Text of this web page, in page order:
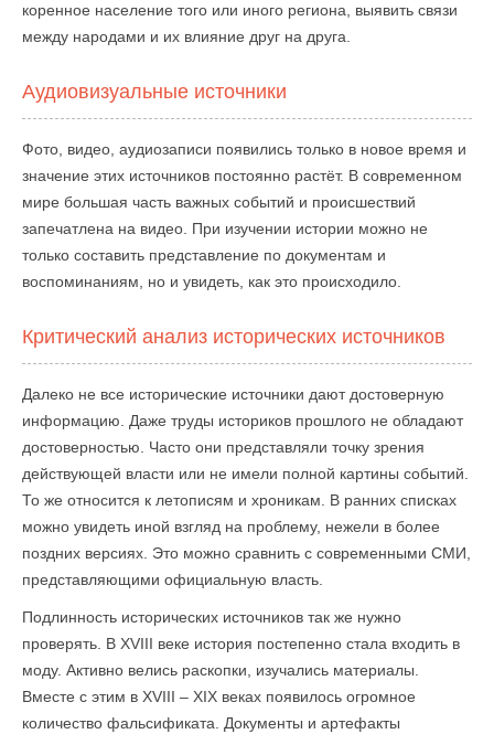
коренное население того или иного региона, выявить связи
между народами и их влияние друг на друга.
Аудиовизуальные источники
Фото, видео, аудиозаписи появились только в новое время и
значение этих источников постоянно растёт. В современном
мире большая часть важных событий и происшествий
запечатлена на видео. При изучении истории можно не
только составить представление по документам и
воспоминаниям, но и увидеть, как это происходило.
Критический анализ исторических источников
Далеко не все исторические источники дают достоверную
информацию. Даже труды историков прошлого не обладают
достоверностью. Часто они представляли точку зрения
действующей власти или не имели полной картины событий.
То же относится к летописям и хроникам. В ранних списках
можно увидеть иной взгляд на проблему, нежели в более
поздних версиях. Это можно сравнить с современными СМИ,
представляющими официальную власть.
Подлинность исторических источников так же нужно
проверять. В XVIII веке история постепенно стала входить в
моду. Активно велись раскопки, изучались материалы.
Вместе с этим в XVIII – XIX веках появилось огромное
количество фальсификата. Документы и артефакты